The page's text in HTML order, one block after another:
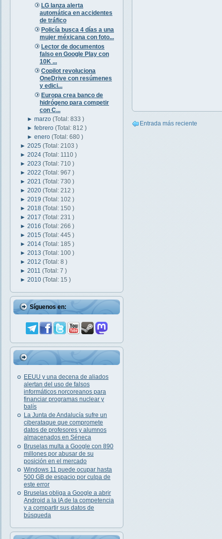
LG lanza alerta
automática en accidentes
de tráfico
Policía busca 4 días a una
mujer méxicana con foto...
Lector de documentos
falso en Google Play con
10K ...
Copilot revoluciona
OneDrive con resúmenes
y edici...
Europa crea banco de
hidrógeno para competir
con C...
►marzo(Total: 833 )
►febrero(Total: 812 )
►enero(Total: 680 )
► 2025 (Total: 2103 )
► 2024 (Total: 1110 )
► 2023 (Total: 710 )
► 2022 (Total: 967 )
► 2021 (Total: 730 )
► 2020 (Total: 212 )
► 2019 (Total: 102 )
► 2018 (Total: 150 )
► 2017 (Total: 231 )
► 2016 (Total: 266 )
► 2015 (Total: 445 )
► 2014 (Total: 185 )
► 2013 (Total: 100 )
► 2012 (Total: 8 )
► 2011 (Total: 7 )
► 2010 (Total: 15 )
Síguenos en:
EEUU y una decena de aliados
alertan del uso de falsos
informáticos norcoreanos para
financiar programas nuclear y
balís
La Junta de Andalucía sufre un
ciberataque que compromete
datos de profesores y alumnos
almacenados en Séneca
Bruselas multa a Google con 890
millones por abusar de su
posición en el mercado
Windows 11 puede ocupar hasta
500 GB de espacio por culpa de
este error
Bruselas obliga a Google a abrir
Android a la IA de la competencia
y a compartir sus datos de
búsqueda
Entrada más reciente